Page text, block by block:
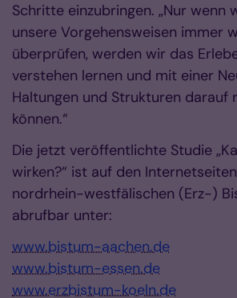
Schritte einzubringen. „Nur wenn
unsere Vorgehensweisen immer
überprüfen, werden wir das
verstehen lernen und mit einer
Haltungen und Strukturen darauf
können.“
Die jetzt veröffentlichte Studie
wirken?“ ist auf den
nordrhein-westfälischen (Erz-)
abrufbar unter:
www.bistum-aachen.de
www.bistum-essen.de
www.erzbistum-koeln.de